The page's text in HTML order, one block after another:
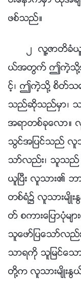
ဖစ္သည္။
၂ လူ႔ဇာတိခံ
ယ္အတြက္ ဤကဲ့သို
င့္၊ ဤကဲ့သို႔ စိတ္သေဘ
သည္ဆိုသည္မွာ၊ သ
အရာတစ္ခုေလာ။
သြင္အျပင္သည္
သာ္လည္း၊ သူသ
ယူၿပီး လူသား၏ ဘ
တစ္ရံ၌ လူသားမ်ိဳး
တ္ စကားေျပာပုံ
သူေဖာ္ျပေသာ္လည္
သာရကို သူျမင္ေသ
တို႔က လူသားမ်ိဳးႏ